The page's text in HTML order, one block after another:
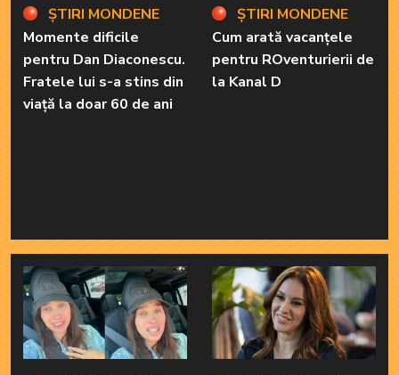
ȘTIRI MONDENE
Momente dificile
pentru Dan Diaconescu.
Fratele lui s-a stins din
viață la doar 60 de ani
ȘTIRI MONDENE
Cum arată vacanțele
pentru ROventurierii de
la Kanal D